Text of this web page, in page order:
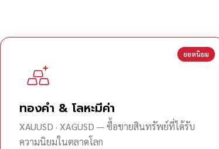
ยอดนิยม
ทองคำ & โลหะมีค่า
XAUUSD · XAGUSD — ซื้อขายสินทรัพย์ที่ได้รับ
ความนิยมในตลาดโลก